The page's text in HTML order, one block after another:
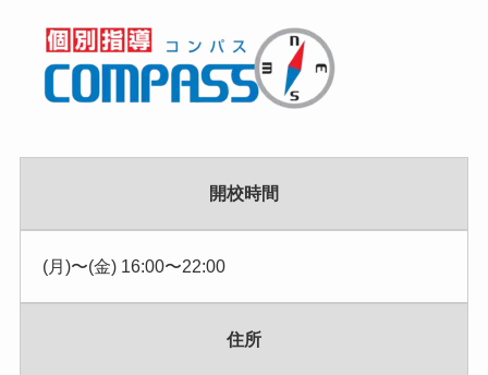
開校時間
(月)〜(金) 16:00〜22:00
住所